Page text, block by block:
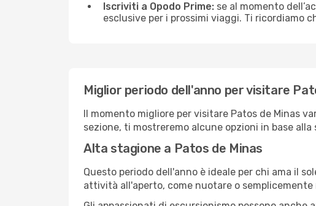
Iscriviti a Opodo Prime: se al momento
esclusive per i prossimi viaggi. Ti ricordiamo
Miglior periodo dell'anno per visitare
Il momento migliore per visitare Patos de Minas
sezione, ti mostreremo alcune opzioni in base alla
Alta stagione a Patos de Minas
Questo periodo dell'anno è ideale per chi ama il
attività all'aperto, come nuotare o